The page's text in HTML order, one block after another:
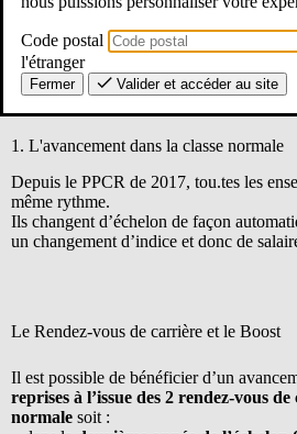
>L’accompagnement du
1. L'avancement dans la classe normale
Depuis le PPCR de 2017, tou.tes les
même rythme.
Ils changent d’échelon de façon
un changement d’indice et donc de
Le Rendez-vous de carrière et le Boost
Il est possible de bénéficier d’un
reprises à l’issue des 2 rendez-vous
normale soit :
Code postal
l'étranger
Fermer Valider et accéder au site